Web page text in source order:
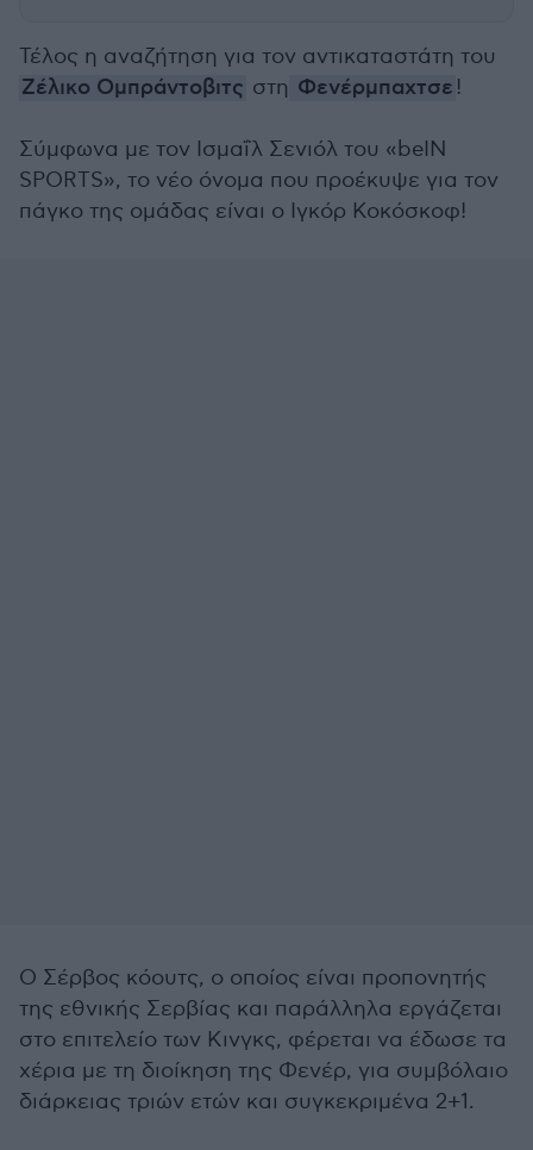
Τέλος η αναζήτηση για τον αντικαταστάτη του
Ζέλικο Ομπράντοβιτς στη Φενέρμπαχτσε !
Σύμφωνα με τον Ισμαΐλ Σενιόλ του «beIN
SPORTS», το νέο όνομα που προέκυψε για τον
πάγκο της ομάδας είναι ο Ιγκόρ Κοκόσκοφ!
Ο Σέρβος κόουτς, ο οποίος είναι προπονητής
της εθνικής Σερβίας και παράλληλα εργάζεται
στο επιτελείο των Κινγκς, φέρεται να έδωσε τα
χέρια με τη διοίκηση της Φενέρ, για συμβόλαιο
διάρκειας τριών ετών και συγκεκριμένα 2+1.